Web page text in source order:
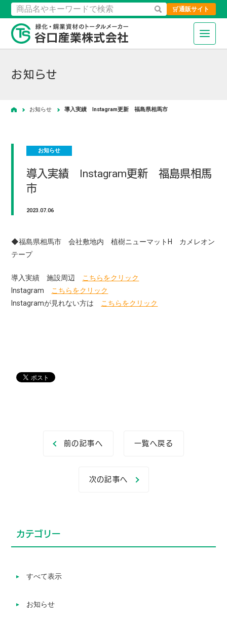
検索 通販サイト
緑化・鋼業資材のトータルメ
お知らせ
ホームお知らせ 導入実績 Instagram更新 福島県相馬市
お知らせ
導入実績 Instagram更新 福島県相馬
市
2023.07.06
◆福島県相馬市 会社敷地内 植樹ニューマットH カメレオン
テープ
導入実績 施設周辺 こちらをクリック
Instagram こちらをクリック
Instagramが見れない方は こちらをクリック
前の記事へ 一覧へ戻る
次の記事へ
カテゴリー
すべて表示
お知らせ